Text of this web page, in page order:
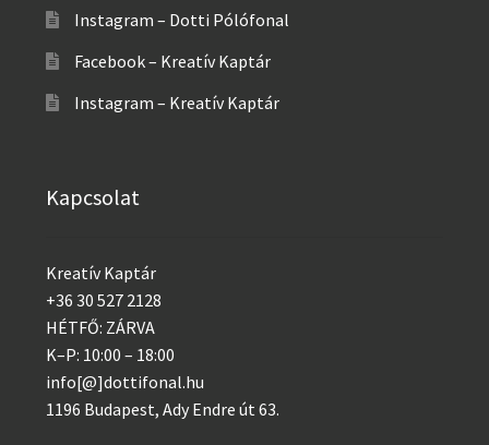
Instagram – Dotti Pólófonal
Facebook – Kreatív Kaptár
Instagram – Kreatív Kaptár
Kapcsolat
Kreatív Kaptár
+36 30 527 2128
HÉTFŐ: ZÁRVA
K–P: 10:00 – 18:00
info[@]dottifonal.hu
1196 Budapest, Ady Endre út 63.